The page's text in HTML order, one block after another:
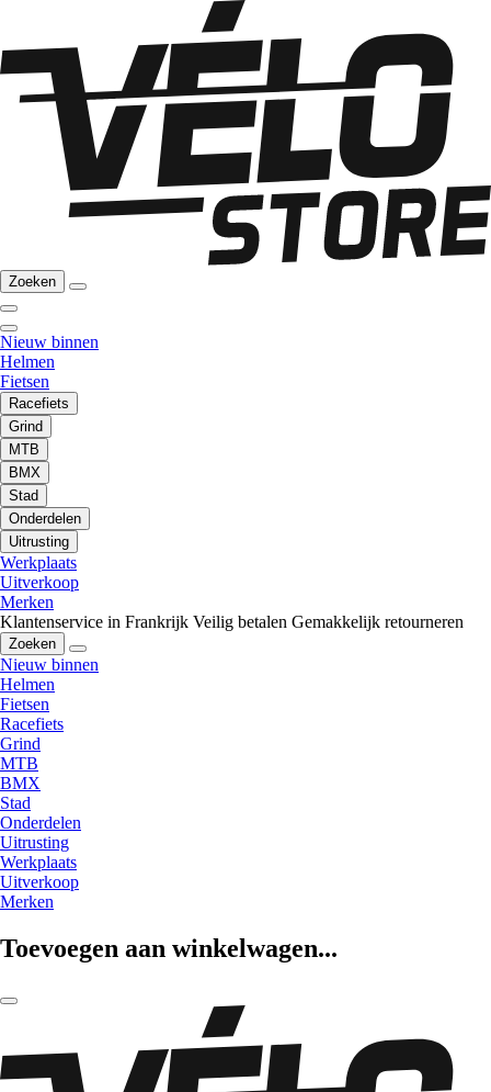
Zoeken
Nieuw binnen
Helmen
Fietsen
Racefiets
Grind
MTB
BMX
Stad
Onderdelen
Uitrusting
Werkplaats
Uitverkoop
Merken
Klantenservice in Frankrijk Veilig betalen Gemakkelijk retourneren
Zoeken
Nieuw binnen
Helmen
Fietsen
Racefiets
Grind
MTB
BMX
Stad
Onderdelen
Uitrusting
Werkplaats
Uitverkoop
Merken
Toevoegen aan winkelwagen...